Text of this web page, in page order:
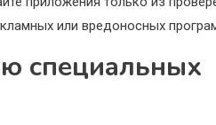
или вредоносных
специальных